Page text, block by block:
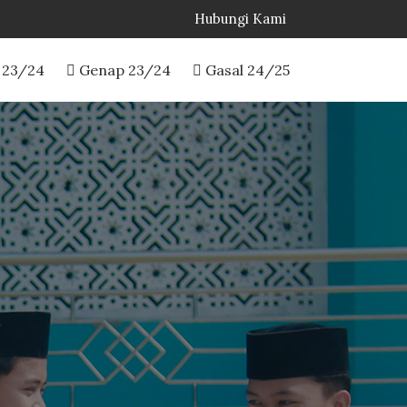
Hubungi Kami
24 Genap 23/24 Gasal 24/25